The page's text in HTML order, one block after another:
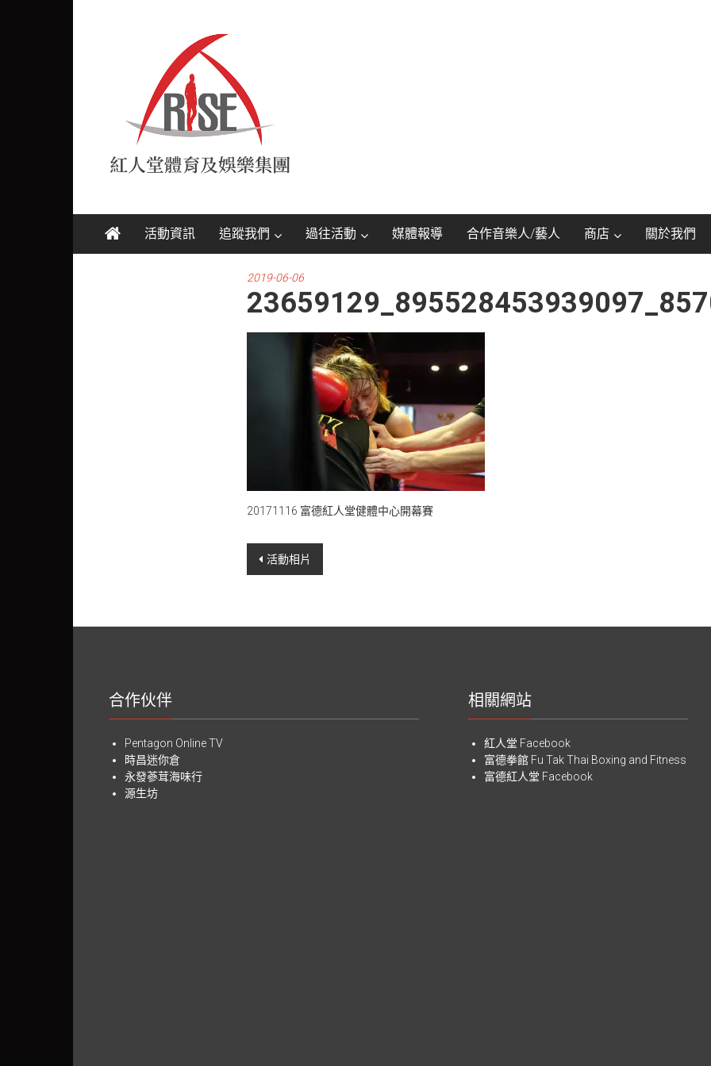
RISE
活動資訊 追蹤我們 過往活動 媒體報導 合作音樂人/藝人 商店 關於我們
2019-06-06
20171116 富德紅人堂健體中心開幕賽
Post
活動相片
合作伙伴
Pentagon Online TV
時昌迷你倉
永發蔘茸海味行
源生坊
相關網站
紅人堂 Facebook
富德拳館 Fu Tak Thai Boxing and Fitness
富德紅人堂 Facebook